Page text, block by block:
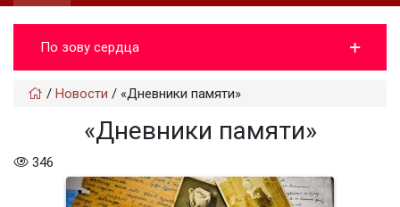
По зову сердца
/ Новости / «Дневники памяти»
«Дневники памяти»
346